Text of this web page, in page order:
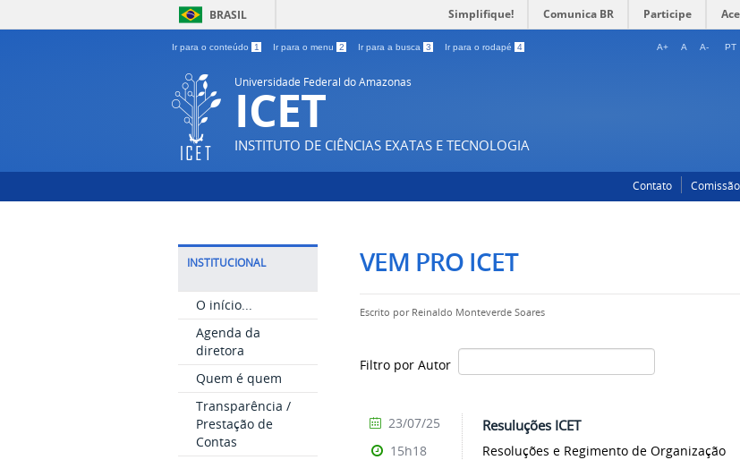
BRASIL Simplifique! Comunica BR Participe
Ir para o conteúdo 1 Ir para o menu 2 Ir para a busca 3 Ir para o rodapé 4 A+ A A- PT
Universidade Federal do Amazonas
ICET
INSTITUTO DE CIÊNCIAS EXATAS E TECNOLOGIA
Contato
INSTITUCIONAL
O início...
Agenda da
diretora
Quem é quem
Transparência /
Prestação de
Contas
VEM PRO ICET
Escrito por Reinaldo Monteverde Soares
Filtro por Autor
Resuluções ICET
Resoluções e Regimento de Organização
23/07/25
15h18